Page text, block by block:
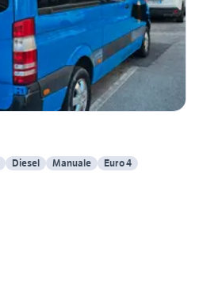
Diesel Manuale Euro 4